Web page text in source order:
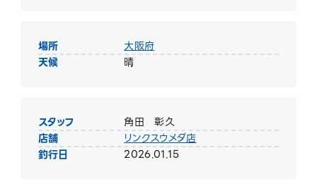
場所
大阪府
天候
晴
スタッフ
角田 彰久
店舗
リンクスウメダ店
釣行日
2026.01.15